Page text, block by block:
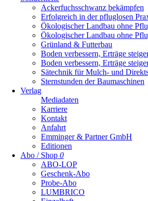
Ackerfuchsschwanz bekämpfen
Erfolgreich in der pfluglosen
Ökologischer Landbau ohne
Ökologischer Landbau ohne
Grünland & Futterbau
Boden verbessern, Erträge
Boden verbessern, Erträge
Sätechnik für Mulch- und
Sternstunden der Baumaschinen
Verlag
Mediadaten
Karriere
Kontakt
Anfahrt
Emminger & Partner GmbH
Editionen
Abo / Shop 0
ABO-LOP
Geschenk-Abo
Probe-Abo
LUMBRICO